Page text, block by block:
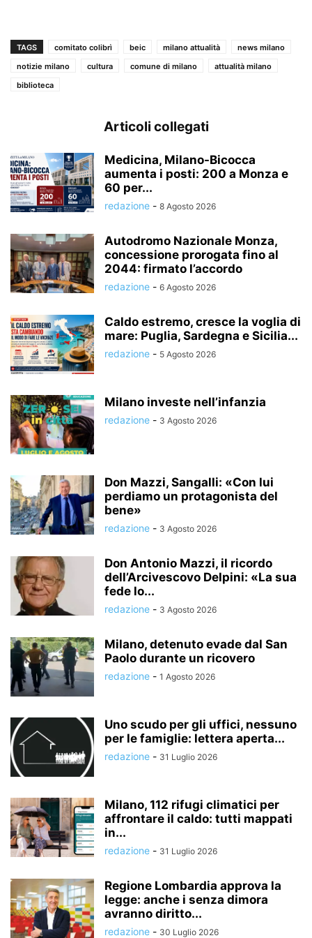
TAGS comitato colibrì beic milano attualità
news milano
notizie milano
cultura comune di milano
attualità milano
biblioteca
Articoli collegati
Medicina, Milano-Bicocca
aumenta i posti: 200 a Monza e
60 per...
redazione - 8 Agosto 2026
Autodromo Nazionale Monza,
concessione prorogata fino al
2044: firmato l’accordo
redazione - 6 Agosto 2026
Caldo estremo, cresce la voglia di
mare: Puglia, Sardegna e Sicilia...
redazione - 5 Agosto 2026
Milano investe nell’infanzia
redazione - 3 Agosto 2026
Don Mazzi, Sangalli: «Con lui
perdiamo un protagonista del
bene»
redazione - 3 Agosto 2026
Don Antonio Mazzi, il ricordo
dell’Arcivescovo Delpini: «La sua
fede lo...
redazione - 3 Agosto 2026
Milano, detenuto evade dal San
Paolo durante un ricovero
redazione - 1 Agosto 2026
Uno scudo per gli uffici, nessuno
per le famiglie: lettera aperta...
redazione - 31 Luglio 2026
Milano, 112 rifugi climatici per
affrontare il caldo: tutti mappati
in...
redazione - 31 Luglio 2026
Regione Lombardia approva la
legge: anche i senza dimora
avranno diritto...
redazione - 30 Luglio 2026